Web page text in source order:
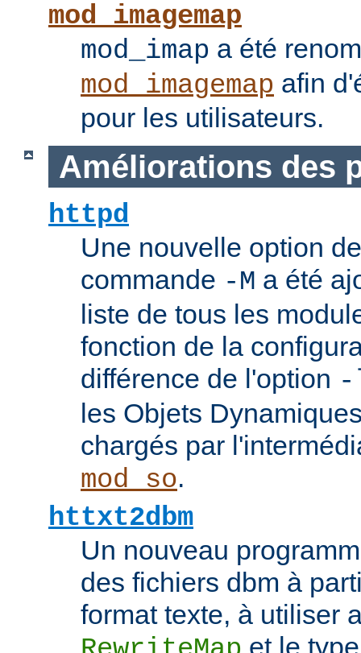
mod_imagemap
mod_imap a été
mod_imagemap afin
pour les utilisateurs.
Améliorations des
httpd
Une nouvelle option
commande -M a été
liste de tous les
fonction de la
différence de l'option
les Objets
chargés par
mod_so.
httxt2dbm
Un nouveau
des fichiers dbm à
format texte, à utiliser